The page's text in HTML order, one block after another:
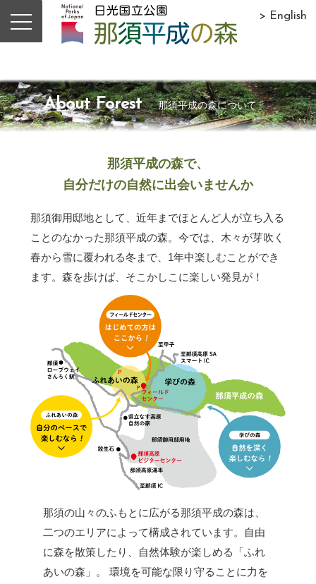
> English
About Forest 那須平成の森について
那須平成の森で、
自分だけの自然に出会いませんか
那須御用邸地として、近年までほとんど人が立ち入る
ことのなかった那須平成の森。今では、木々が芽吹く
春から雪に覆われる冬まで、1年中楽しむことができ
ます。森を歩けば、そこかしこに楽しい発見が！
那須の山々のふもとに広がる那須平成の森は、
二つのエリアによって構成されています。自由
に森を散策したり、自然体験が楽しめる「ふれ
あいの森」。 環境を可能な限り守ることに力を